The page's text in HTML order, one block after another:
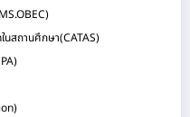
นสถานศึกษา(CATAS)